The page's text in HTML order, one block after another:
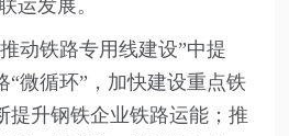
运发展。
铁路专用线建设”中提
“微循环”，加快建设重点铁
提升钢铁企业铁路运能；推